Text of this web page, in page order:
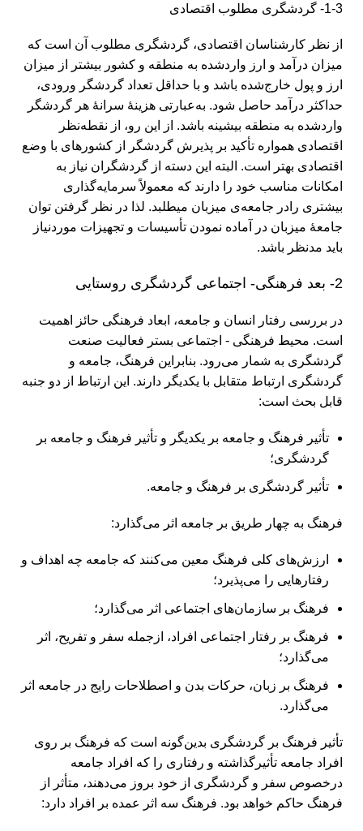
1-3- گردشگری مطلوب اقتصادی
از نظر کارشناسان اقتصادی، گردشگری مطلوب آن است که
میزان درآمد و ارز واردشده به منطقه و کشور بیشتر از میزان
ارز و پول خارج‌شده باشد و با حداقل تعداد گردشگر ورودی،
حداکثر درآمد حاصل شود. به‌عبارتی هزینۀ سرانۀ هر گردشگر
وارد‌شده به منطقه بیشینه باشد. از این رو، از نقطه‌نظر
اقتصادی همواره تأکید بر پذیرش گردشگر از کشورهای با وضع
اقتصادی بهتر است. البته این دسته از گردشگران نیاز به
امکانات مناسب خود را دارند که معمولاً سرمایه‌‌‌‌‌‌گذاری
بیشتری رادر جامعه‌ی میزبان می‏طلبد. لذا در نظر گرفتن توان
جامعۀ میزبان در آماده نمودن تأسیسات و تجهیزات موردنیاز
باید مدنظر باشد.
2- بعد فرهنگی- اجتماعی گردشگری روستایی
در بررسی رفتار انسان و جامعه، ابعاد فرهنگی حائز اهمیت
است. محیط فرهنگی - اجتماعی بستر فعالیت صنعت
گردشگری به شمار می‏‌رود. بنابراین فرهنگ، جامعه و
گردشگری ارتباط متقابل با یکدیگر دارند. این ارتباط از دو جنبه
قابل بحث است:
تأثیر فرهنگ و جامعه بر یکدیگر و تأثیر فرهنگ و جامعه بر
گردشگری؛
تأثیر گردشگری بر فرهنگ و جامعه.
فرهنگ به چهار طریق بر جامعه اثر می‌‏گذارد:
ارزش‏‌های کلی فرهنگ معین می‌‏کنند که جامعه چه اهداف و
رفتارهایی را می‌‏پذیرد؛
فرهنگ بر سازمان‏‌های اجتماعی اثر می‏‌گذارد؛
فرهنگ بر رفتار اجتماعی افراد، ازجمله سفر و تفریح، اثر
می‏‌گذارد؛
فرهنگ بر زبان، حرکات بدن و اصطلاحات رایج در جامعه اثر
می‏‌گذارد.
تأثیر فرهنگ بر گردشگری بدین‌گونه است که فرهنگ بر روی
افراد جامعه تأثیرگذاشته و رفتاری را که افراد جامعه
درخصوص سفر و گردشگری از خود بروز می‌‏دهند، متأثر از
فرهنگ حاکم خواهد بود. فرهنگ سه اثر عمده بر افراد دارد: